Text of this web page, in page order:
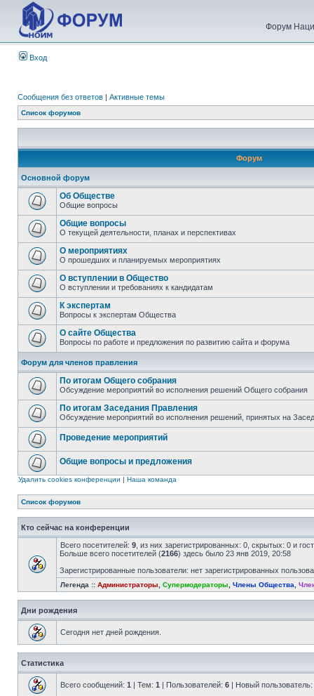
Форум
Вход
Сообщения без ответов | Активные темы
Список форумов
Форум
Основной форум
Об Обществе
Общие вопросы
Общие вопросы
О текущей деятельности, планах и перспективах
О мероприятиях
О прошедших и планируемых мероприятиях
О вступлении в Общество
О вступлении и требованиях к кандидатам
К экспертам
Вопросы к экспертам Общества
О сайте Общества
Вопросы по работе и предложения по развитию сайта и форума
Форум для членов правления
По итогам Общего собрания
Обсуждение мероприятий во исполнения решений Общего собрания
По итогам Заседания Правления
Обсуждение мероприятий во исполнения решений, принятых на
Проведение мероприятий
Общие вопросы и предложения
Удалить cookies конференции | Наша команда
Список форумов
Кто сейчас на конференции
Всего посетителей: 9 , из них зарегистрированных: 0, скрытых: 0 и
Больше всего посетителей (2166) здесь было 23 янв 2019, 20:58
Зарегистрированные пользователи: нет зарегистрированных
Легенда :: Администраторы Супермодераторы Члены Общества
Дни рождения
Сегодня нет дней рождения.
Статистика
Всего сообщений: 1 | Тем: 1 | Пользователей: 6 | Новый пользователь: